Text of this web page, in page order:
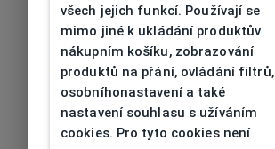
všech jejich funkcí. Používají se
mimo jiné k ukládání produktův
nákupním košíku, zobrazování
produktů na přání, ovládání filtrů,
osobníhonastavení a také
nastavení souhlasu s užíváním
cookies. Pro tyto cookies není